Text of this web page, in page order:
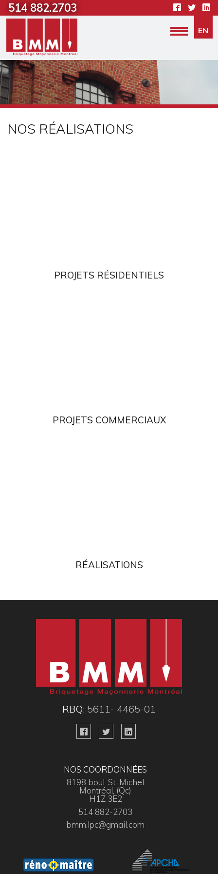
EN
514 882.2703GALERIE PHOTOS
NOS RÉALISATIONS
PROJETS RÉSIDENTIELS
PROJETS COMMERCIAUX
RÉALISATIONS
RBQ: 5611- 4465-01
NOS COORDONNÉES
8198 boul. St-Michel
Montréal, (Qc)
H1Z 3E2
514 882-2703
bmm.lpc@gmail.com